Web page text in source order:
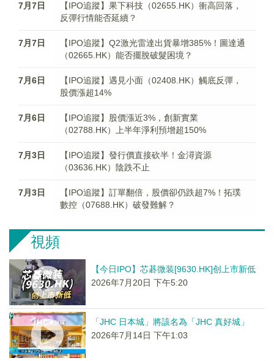
7月7日
【IPO追蹤】果下科技（02655.HK）衝高回落，
反彈行情能否延續？
7月7日
【IPO追蹤】Q2激光雷達出貨暴增385%！圖達通
（02665.HK）能否擺脫破髮困境？
7月6日
【IPO追蹤】遇見小面（02408.HK）觸底反彈，
股價漲超14%
7月6日
【IPO追蹤】股價漲近3%，創新實業
（02788.HK）上半年淨利預增超150%
7月3日
【IPO追蹤】發行價直接砍半！金潯資源
（03636.HK）陰跌不止
7月3日
【IPO追蹤】訂單翻倍，股價卻仍跌超7%！拓璞
數控（07688.HK）破發難解？
視頻
【今日IPO】芯碁微装[9630.HK]创上市新低
2026年7月20日 下午5:20
「JHC 日本城」將該名為「JHC 真好城」
2026年7月14日 下午1:03